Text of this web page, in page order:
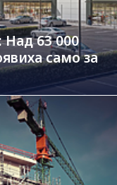
Над 63 000
само за